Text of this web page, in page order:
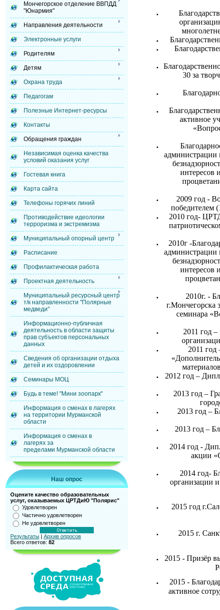
Мончегорское отделение ВВПДД
"Юнармия"
Направления деятельности
Электронные услуги
Родителям
Детям
Охрана труда
Педагогам
Полезные Интернет-ресурсы
Контакты
Обращения граждан
Независимая оценка качества
условий оказания услуг
Гостевая книга
Карта сайта
Телефоны горячих линий
Противодействие идеологии
терроризма и экстремизма
Муниципальный опорный центр
Расписание
Профилактическая работа
Проектная деятельность
Муниципальный ресурсный центр
т/к направленности "Полярные
медведи"
Информационно-публичная
деятельность в области защиты
прав субъектов персональных
данных
Сведения об организации отдыха
детей и их оздоровлении
Семинары МОЦ
Будь в теме! "Мини зоопарк"
Информация о сменах в лагерях
на территории Мурманской
области
Информация о сменах в
лагерях за
пределами Мурманской области
Наш опрос
Оцените качество образовательных
услуг, оказываемых ЦРТДиЮ "Полярис"
Удовлетворен
Частично удовлетворен
Не удовлетворен
Результаты | Архив опросов
Всего ответов: 82
30 за
активное
администрации
интересов
2009 год -
победителем
2010 год-
2010г -
администрации
интересов
2010г. -
г.Мончегорска
семинара
2011 год
2011
2012 год –
2013 год –
2013 год –
2013 год –
2014 год -
акции
2014 год-
организации
2015 год г.
2015 г.
2015 - Призёр
2015 -
активное